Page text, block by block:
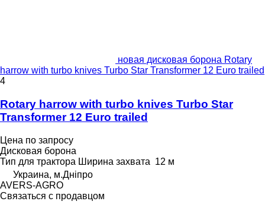
новая дисковая борона Rotary
harrow with turbo knives Turbo Star Transformer 12 Euro trailed
4
Rotary harrow with turbo knives Turbo Star
Transformer 12 Euro trailed
Цена по запросу
Дисковая борона
Тип для трактора Ширина захвата 12 м
Украина, м.Дніпро
AVERS-AGRO
Связаться с продавцом